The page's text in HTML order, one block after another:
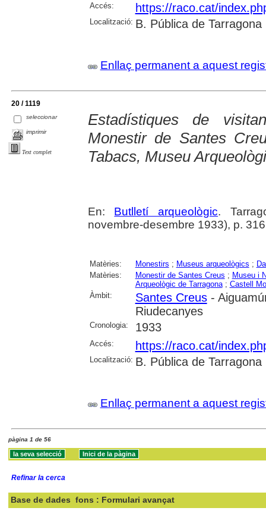
Accés: https://raco.cat/
Localització: B. Pública de Tarragona
Enllaç permanent a aquest
20 / 1119
seleccionar
imprimir
Text complet
Estadístiques de
Monestir de Santes
Tabacs, Museu
En: Butlletí arqueològic.
novembre-desembre 1933), p. 316
Matèries: Monestirs ; Museus arqueològics ;
Matèries:
Monestir de Santes Creus ; Museu i
Arqueològic de Tarragona; Castell
Àmbit:
Santes Creus-
Riudecanyes
Cronologia: 1933
Accés: https://raco.cat/
Localització: B. Pública de Tarragona
Enllaç permanent a aquest
pàgina 1 de 56
Refinar la cerca
Base de dades fons : Formulari avançat